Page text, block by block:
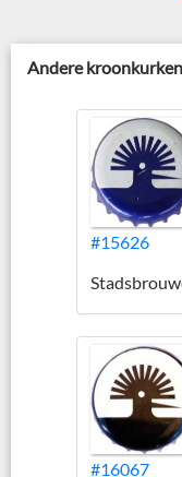
Andere
#15626
#16067